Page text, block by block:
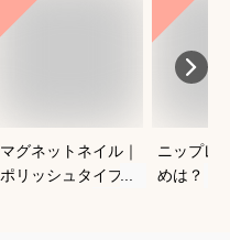
マグネットネイル｜
ポリッシュタイプで
ニップレ
めは？